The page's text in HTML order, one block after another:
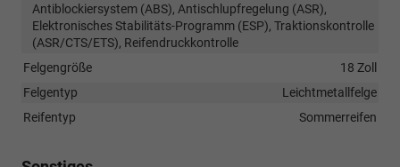
Antiblockiersystem (ABS), Antischlupfregelung (ASR),
Elektronisches Stabilitäts-Programm (ESP), Traktionskontrolle
(ASR/CTS/ETS), Reifendruckkontrolle
Felgengröße
18 Zoll
Felgentyp
Leichtmetallfelge
Reifentyp
Sommerreifen